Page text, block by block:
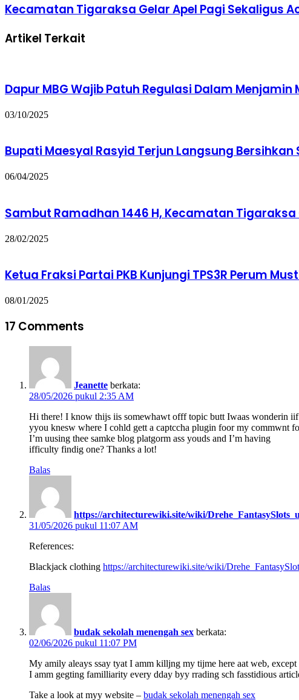
Kecamatan Tigaraksa Gelar Apel Pagi Sekaligus
Artikel Terkait
Dapur MBG Wajib Patuh Regulasi Dalam Menjamin
03/10/2025
Bupati Maesyal Rasyid Terjun Langsung Bersihkan
06/04/2025
Sambut Ramadhan 1446 H, Kecamatan
28/02/2025
Ketua Fraksi Partai PKB Kunjungi TPS3R Perum
08/01/2025
17 Comments
Jeanette berkata:
28/05/2026 pukul 2:35 AM
Hi there! I know thijs iis somewhawt offf topic butt Iwaas wonderin iif
yyou knesw where I cohld gett a captccha plugin foor my commwnt
I’m uusing thee samke blog platgorm ass youds and I’m having
ifficulty findig one? Thanks a lot!
Balas
https://architecturewiki.site/wiki/
31/05/2026 pukul 11:07 AM
References:
Blackjack clothing https://architecturewiki.site/wiki/
Balas
budak sekolah menengah sex berkata:
02/06/2026 pukul 11:07 PM
My amily aleays ssay tyat I amm killjng my tijme here aat web,
I amm gegting familliarity every dday byy rrading sch fasstidious
Take a look at myy website – budak sekolah menengah sex